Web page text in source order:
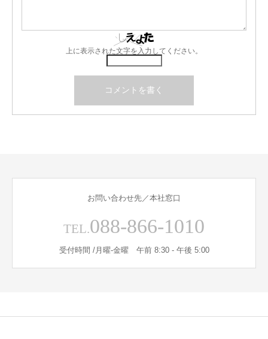
上に表示された文字を入力してください。
お問い合わせ先／本社窓口
TEL.088-866-1010
受付時間 /月曜-金曜 午前 8:30 - 午後 5:00